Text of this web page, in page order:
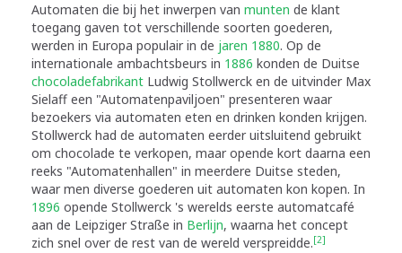
Automaten die bij het inwerpen van munten de klant
toegang gaven tot verschillende soorten goederen,
werden in Europa populair in de jaren 1880. Op de
internationale ambachtsbeurs in 1886 konden de Duitse
chocoladefabrikant Ludwig Stollwerck en de uitvinder Max
Sielaff een "Automatenpaviljoen" presenteren waar
bezoekers via automaten eten en drinken konden krijgen.
Stollwerck had de automaten eerder uitsluitend gebruikt
om chocolade te verkopen, maar opende kort daarna een
reeks "Automatenhallen" in meerdere Duitse steden,
waar men diverse goederen uit automaten kon kopen. In
1896 opende Stollwerck 's werelds eerste automatcafé
aan de Leipziger Straße in Berlijn, waarna het concept
zich snel over de rest van de wereld verspreidde.[2]